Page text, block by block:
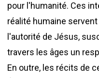
pour l'humanité. Ces
réalité humaine
l'autorité de Jésus,
travers les âges un
En outre, les récits de